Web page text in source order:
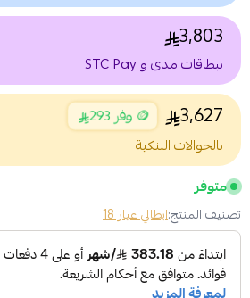
3,803
ببطاقات مدى و STC Pay
3,627 🪙 وفر 293
بالحوالات البنكية
متوفر
تصنيف المنتج:ايطالي عيار 18